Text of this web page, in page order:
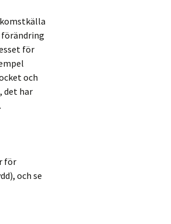
för
och
det har
för
och se